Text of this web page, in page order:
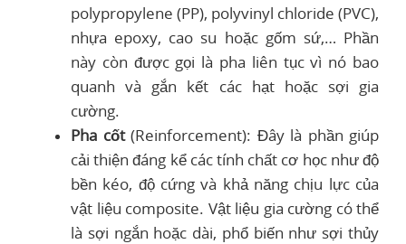
polypropylene (PP), polyvinyl chloride (PVC),
nhựa epoxy, cao su hoặc gốm sứ,… Phần
này còn được gọi là pha liên tục vì nó bao
quanh và gắn kết các hạt hoặc sợi gia
cường.
Pha cốt(Reinforcement): Đây là phần giúp
cải thiện đáng kể các tính chất cơ học như độ
bền kéo, độ cứng và khả năng chịu lực của
vật liệu composite. Vật liệu gia cường có thể
là sợi ngắn hoặc dài, phổ biến như sợi thủy